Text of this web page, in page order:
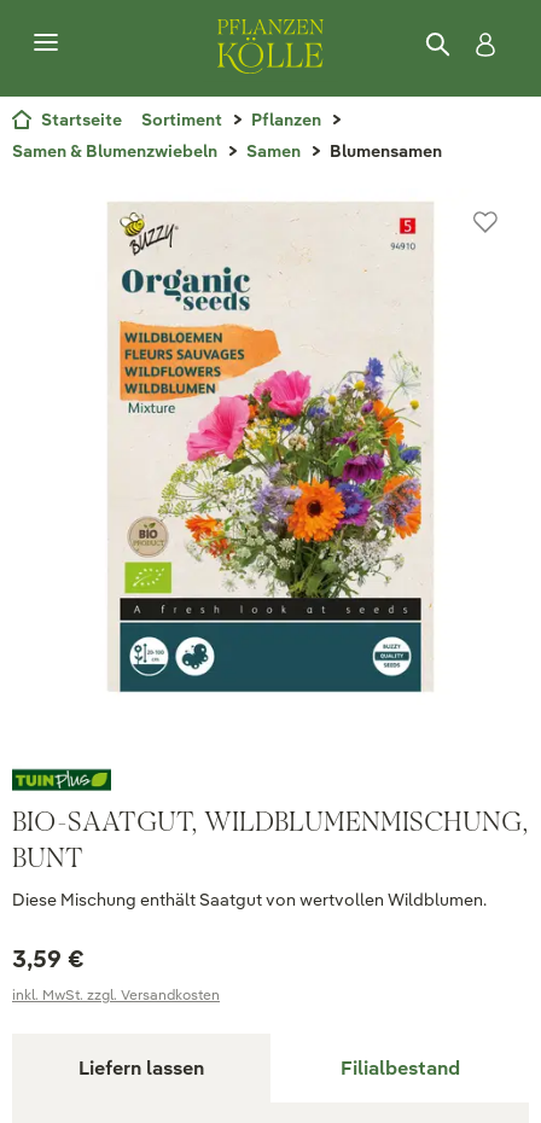
Startseite Sortiment
Pflanzen
Samen & Blumenzwiebeln
Samen Blumensamen
BIO-SAATGUT, WILDBLUMENMISCHUNG,
BUNT
Diese Mischung enthält Saatgut von wertvollen Wildblumen.
3,59 €
inkl. MwSt. zzgl. Versandkosten
Liefern lassen Filialbestand